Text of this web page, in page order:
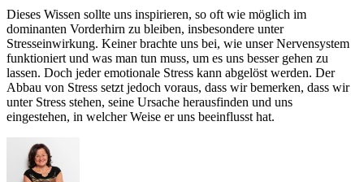
Dieses Wissen sollte uns inspirieren, so oft wie möglich im
dominanten Vorderhirn zu bleiben, insbesondere unter
Stresseinwirkung. Keiner brachte uns bei, wie unser Nervensystem
funktioniert und was man tun muss, um es uns besser gehen zu
lassen. Doch jeder emotionale Stress kann abgelöst werden. Der
Abbau von Stress setzt jedoch voraus, dass wir bemerken, dass wir
unter Stress stehen, seine Ursache herausfinden und uns
eingestehen, in welcher Weise er uns beeinflusst hat.